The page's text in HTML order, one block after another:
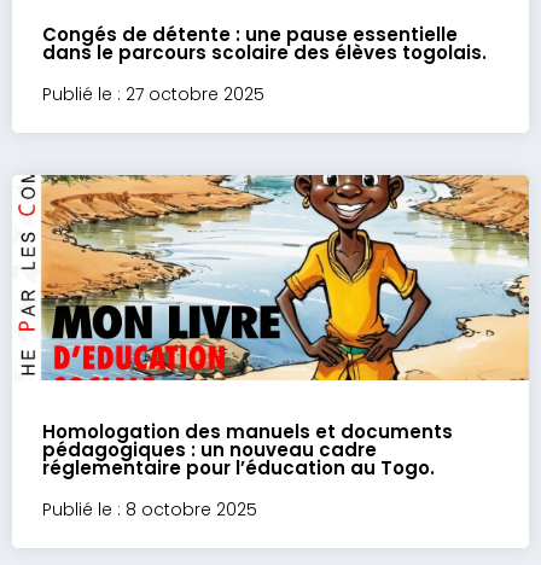
Congés de détente : une pause essentielle
dans le parcours scolaire des élèves togolais.
Publié le : 27 octobre 2025
Homologation des manuels et documents
pédagogiques : un nouveau cadre
réglementaire pour l’éducation au Togo.
Publié le : 8 octobre 2025